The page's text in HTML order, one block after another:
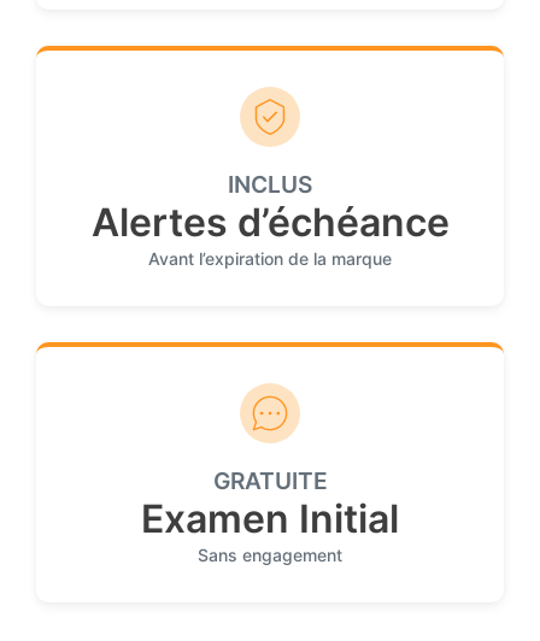
INCLUS
Alertes d’échéance
Avant l’expiration de la marque
GRATUITE
Examen Initial
Sans engagement